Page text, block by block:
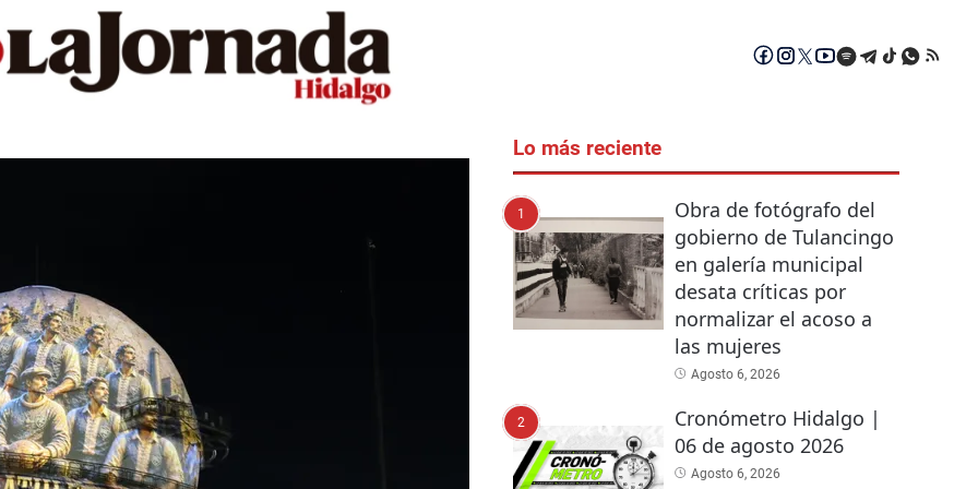
Lo más reciente
1
Obra de fotógrafo del
gobierno de Tulancingo
en galería municipal
desata críticas por
normalizar el acoso a
las mujeres
Agosto 6, 2026
2
Cronómetro Hidalgo |
06 de agosto 2026
Agosto 6, 2026